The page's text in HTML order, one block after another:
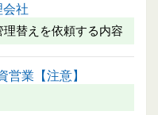
社
替えを依頼する内容
業【注意】